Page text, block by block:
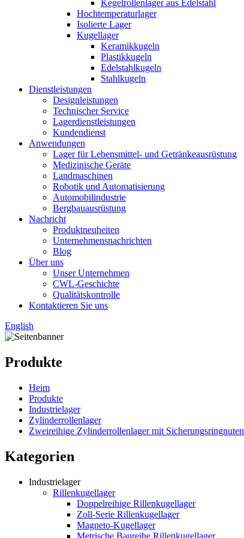
Kegelrollenlager aus Edelstahl
Hochtemperaturlager
Isolierte Lager
Kugellager
Keramikkugeln
Plastikkugeln
Edelstahlkugeln
Stahlkugeln
Dienstleistungen
Designleistungen
Technischer Service
Lagerdienstleistungen
Kundendienst
Anwendungen
Lager für Lebensmittel- und Getränkeausrüstung
Medizinische Geräte
Landmaschinen
Robotik und Automatisierung
Automobilindustrie
Bergbauausrüstung
Nachricht
Produktneuheiten
Unternehmensnachrichten
Blog
Über uns
Unser Unternehmen
CWL-Geschichte
Qualitätskontrolle
Kontaktieren Sie uns
English
Produkte
Heim
Produkte
Industrielager
Zylinderrollenlager
Zweireihige Zylinderrollenlager mit Sicherungsringnuten
Kategorien
Industrielager
Rillenkugellager
Doppelreihige Rillenkugellager
Zoll-Serie Rillenkugellager
Magneto-Kugellager
Metrische Baureihe Rillenkugellager